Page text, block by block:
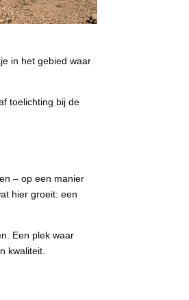
in het gebied waar
toelichting bij de
– op een manier
hier groeit: een
Een plek waar
kwaliteit.